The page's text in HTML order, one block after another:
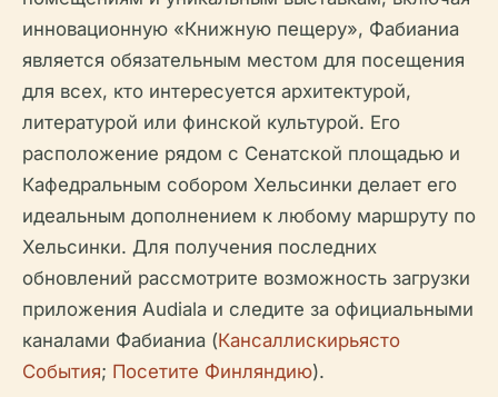
инновационную «Книжную пещеру», Фабианиа
является обязательным местом для посещения
для всех, кто интересуется архитектурой,
литературой или финской культурой. Его
расположение рядом с Сенатской площадью и
Кафедральным собором Хельсинки делает его
идеальным дополнением к любому маршруту по
Хельсинки. Для получения последних
обновлений рассмотрите возможность загрузки
приложения Audiala и следите за официальными
каналами Фабианиа (Кансаллискирьясто
События; Посетите Финляндию).